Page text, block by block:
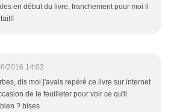
en début du livre, franchement pour moi il
2016 14:03
dis moi j'avais repéré ce livre sur internet
de le feuilleter pour voir ce qu'il
? bises